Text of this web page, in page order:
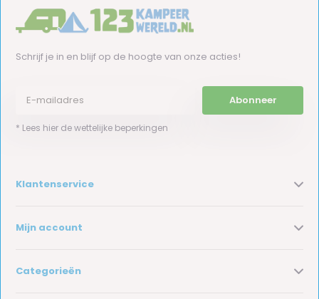
Schrijf je in en blijf op de hoogte van onze acties!
Abonneer
* Lees hier de wettelijke beperkingen
Klantenservice
Mijn account
Categorieën